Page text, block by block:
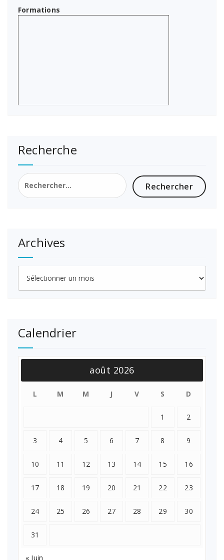
Formations
Recherche
Rechercher :
Archives
Archives
Calendrier
août 2026
L M M J V S D
1 2
3 4 5 6 7 8 9
10 11 12 13 14 15 16
17 18 19 20 21 22 23
24 25 26 27 28 29 30
31
« Juin